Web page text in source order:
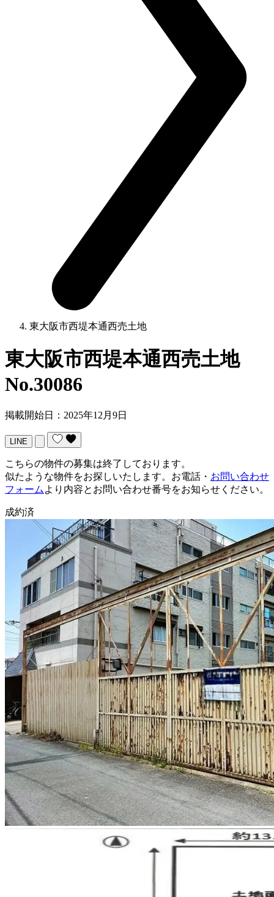
東大阪市西堤本通西売土地
東大阪市西堤本通西売土地
No.30086
掲載開始日：2025年12月9日
LINE
こちらの物件の募集は終了しております。
似たような物件をお探しいたします。お電話・ お問い合わせ
フォーム より内容とお問い合わせ番号をお知らせください。
成約済